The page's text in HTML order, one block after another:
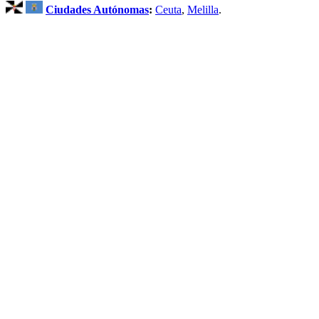
Ciudades Autónomas: Ceuta, Melilla.